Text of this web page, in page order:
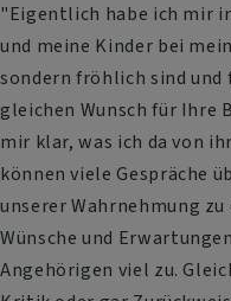
"Eigentlich habe ich mir
und meine Kinder bei
sondern fröhlich sind und
gleichen Wunsch für Ihre
mir klar, was ich da von
können viele Gespräche
unserer Wahrnehmung
Wünsche und
Angehörigen viel zu.